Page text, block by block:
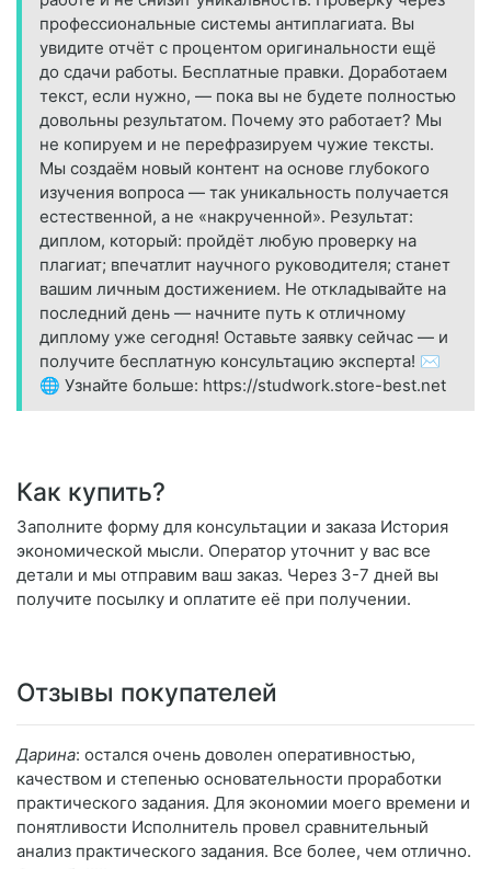
профессиональные системы антиплагиата. Вы
увидите отчёт с процентом оригинальности ещё
до сдачи работы. Бесплатные правки. Доработаем
текст, если нужно, — пока вы не будете полностью
довольны результатом. Почему это работает? Мы
не копируем и не перефразируем чужие тексты.
Мы создаём новый контент на основе глубокого
изучения вопроса — так уникальность получается
естественной, а не «накрученной». Результат:
диплом, который: пройдёт любую проверку на
плагиат; впечатлит научного руководителя; станет
вашим личным достижением. Не откладывайте на
последний день — начните путь к отличному
диплому уже сегодня! Оставьте заявку сейчас — и
получите бесплатную консультацию эксперта! ✉️
🌐 Узнайте больше: https://studwork.store-best.net
Как купить?
Заполните форму для консультации и заказа История
экономической мысли. Оператор уточнит у вас все
детали и мы отправим ваш заказ. Через 3-7 дней вы
получите посылку и оплатите её при получении.
Отзывы покупателей
Дарина: остался очень доволен оперативностью,
качеством и степенью основательности проработки
практического задания. Для экономии моего времени и
понятливости Исполнитель провел сравнительный
анализ практического задания. Все более, чем отлично.